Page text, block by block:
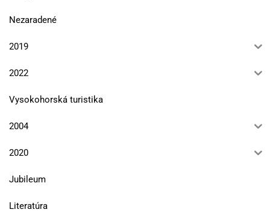
Nezaradené
2019
2022
Vysokohorská turistika
2004
2020
Jubileum
Literatúra